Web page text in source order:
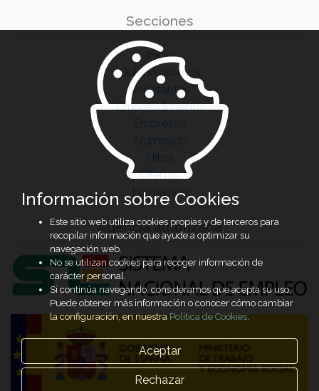
Secciones
Inicio
Quiénes somos
Solicitantes
Emprendimiento
Empresas
Alumnado
Hitos
Ofertas
Formación
Agencia autorizada
Información sobre Cookies
Este sitio web utiliza cookies propias y de terceros para
recopilar información que ayude a optimizar su
navegación web.
No se utilizan cookies para recoger información de
carácter personal.
Si continúa navegando, consideramos que acepta su uso.
Puede obtener más información o conocer cómo cambiar
la configuración, en nuestraPolítica de Cookies.
Aceptar
Rechazar